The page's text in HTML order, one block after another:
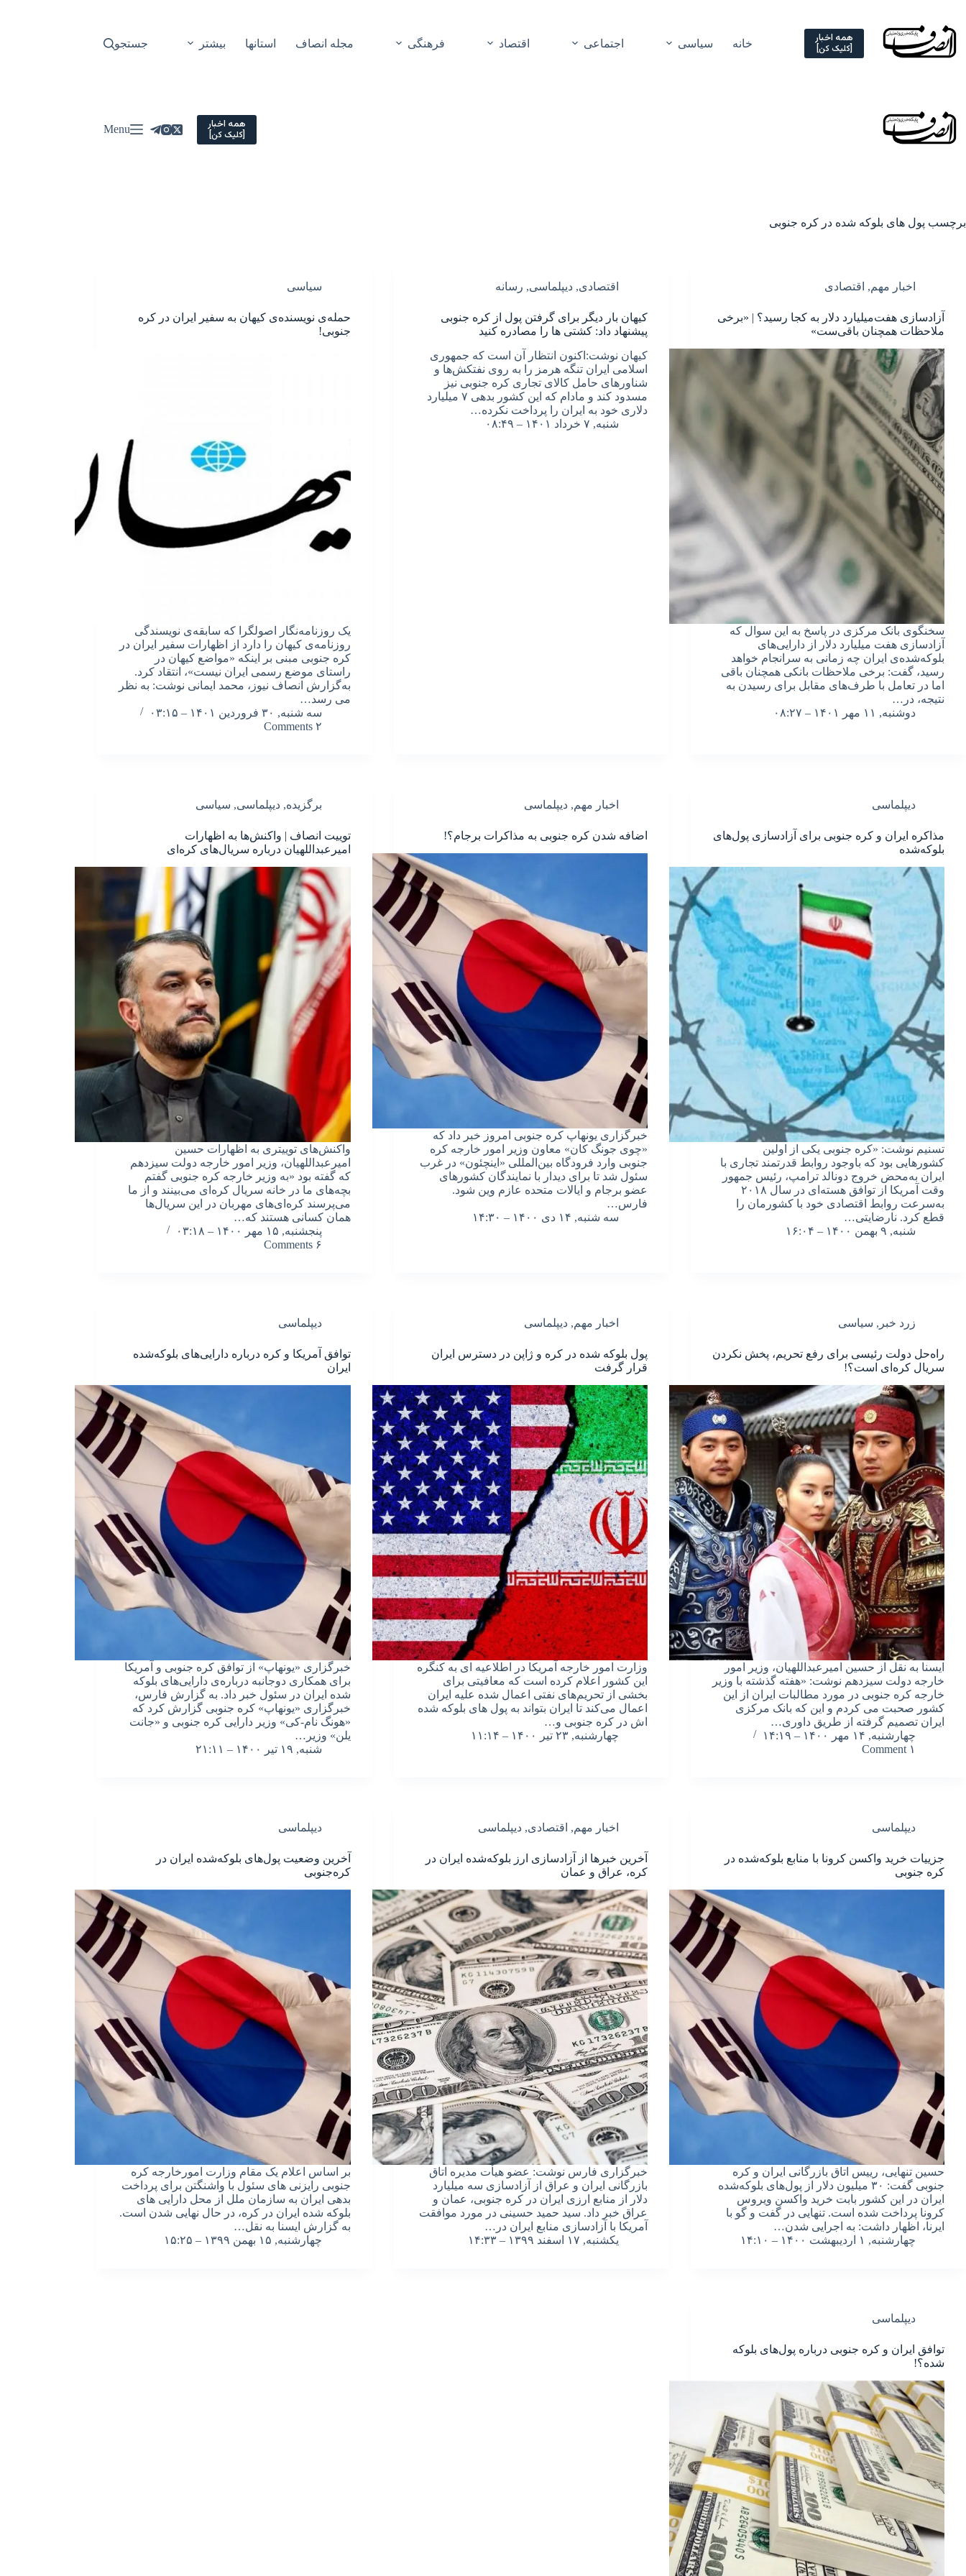
content
همه اخبار
[کلیک کن] خانه سیاسی اجتماعی اقتصاد فرهنگی مجله انصاف استانها بیشتر جستجو
همه اخبار
[کلیک کن] Menu
برچسب پول های بلوکه شده در کره جنوبی
اخبار مهم, اقتصادی
آزادسازی هفت‌میلیارد دلار به کجا رسید؟ | «برخی
ملاحظات همچنان باقی‌ست»
سخنگوی بانک مرکزی در پاسخ به این سوال که
آزادسازی هفت میلیارد دلار از دارایی‌های
بلوکه‌شده‌ی ایران چه زمانی به سرانجام خواهد
رسید، گفت: برخی ملاحظات بانکی همچنان باقی‌
اما در تعامل با طرف‌های مقابل برای رسیدن به
نتیجه، در…
دوشنبه, ۱۱ مهر ۱۴۰۱ – ۰۸:۲۷
اقتصادی,دیپلماسی, رسانه
کیهان بار دیگر برای گرفتن پول از کره جنوبی
پیشنهاد داد: کشتی ها را مصادره کنید
کیهان نوشت:اکنون انتظار آن است که جمهوری
اسلامی ایران تنگه هرمز را به روی نفتکش‌ها و
شناورهای حامل کالای تجاری کره جنوبی نیز
مسدود کند و مادام که این کشور بدهی ۷ میلیارد
دلاری خود به ایران را پرداخت نکرده…
شنبه, ۷ خرداد ۱۴۰۱ – ۰۸:۴۹
سیاسی
حمله‌ی نویسنده‌ی کیهان به سفیر ایران در کره
جنوبی!
یک روزنامه‌نگار اصولگرا که سابقه‌ی نویسندگی
روزنامه‌ی کیهان را دارد از اظهارات سفیر ایران در
کره جنوبی مبنی بر اینکه «مواضع کیهان در
راستای موضع رسمی ایران نیست»، انتقاد کرد.
به‌گزارش انصاف نیوز، محمد ایمانی نوشت: به نظر
می رسد…
سه شنبه, ۳۰ فروردین ۱۴۰۱ – ۰۳:۱۵
۲ Comments
دیپلماسی
مذاکره ایران و کره جنوبی برای آزادسازی پول‌های
بلوکه‌شده
تسنیم نوشت: «کره جنوبی یکی از اولین
کشورهایی بود که باوجود روابط قدرتمند تجاری با
ایران به‌محض خروج دونالد ترامپ، رئیس جمهور
وقت آمریکا از توافق هسته‌ای در سال ۲۰۱۸
به‌سرعت روابط اقتصادی خود با کشورمان را
قطع کرد. نارضایتی…
شنبه, ۹ بهمن ۱۴۰۰ – ۱۶:۰۴
اخبار مهم,دیپلماسی
اضافه شدن کره جنوبی به مذاکرات برجام؟!
خبرگزاری یونهاپ کره‌ جنوبی امروز خبر داد که
«چوی جونگ کان» معاون وزیر امور خارجه کره
جنوبی وارد فرودگاه بین‌المللی «اینچئون» در غرب
سئول شد تا برای دیدار با نمایندگان کشورهای
عضو برجام و ایالات متحده عازم وین شود.
فارس…
سه شنبه, ۱۴ دی ۱۴۰۰ – ۱۴:۳۰
برگزیده,دیپلماسی, سیاسی
توییت انصاف | واکنش‌ها به اظهارات
امیرعبداللهیان درباره سریال‌های کره‌ای
واکنش‌های توییتری به اظهارات حسین
امیرعبداللهیان، وزیر امور خارجه دولت سیزدهم
که گفته بود «به وزیر خارجه کره جنوبی گفتم
بچه‌های ما در خانه سریال کره‌ای می‌بینند و از ما
می‌پرسند کره‌‌ای‌های مهربان در این سریال‌ها
همان کسانی هستند که…
پنجشنبه, ۱۵ مهر ۱۴۰۰ – ۰۳:۱۸
۶ Comments
زرد خبر , سیاسی
راه‌حل دولت رئیسی برای رفع تحریم، پخش نکردن
سریال کره‌ای است؟!
ایسنا به نقل از حسین امیرعبداللهیان، وزیر امور
خارجه دولت سیزدهم نوشت: «هفته گذشته با وزیر
خارجه کره جنوبی در مورد مطالبات ایران از این
کشور صحبت می کردم و این که بانک مرکزی
ایران تصمیم گرفته از طریق داوری…
چهارشنبه, ۱۴ مهر ۱۴۰۰ – ۱۴:۱۹
۱ Comment
اخبار مهم,دیپلماسی
پول بلوکه شده در کره و ژاپن در دسترس ایران
قرار گرفت
وزارت امور خارجه آمریکا در اطلاعیه ای به کنگره
این کشور اعلام کرده است که معافیتی برای
بخشی از تحریم‌های نفتی اعمال شده علیه ایران
اعمال می‌کند تا ایران بتواند به پول های بلوکه شده
اش در کره جنوبی و…
چهارشنبه, ۲۳ تیر ۱۴۰۰ – ۱۱:۱۴
دیپلماسی
توافق آمریکا و کره درباره دارایی‌های بلوکه‌شده
ایران
خبرگزاری «یونهاپ» از توافق کره جنوبی و آمریکا
برای همکاری دوجانبه درباره‌ی دارایی‌های بلوکه
شده ایران در سئول خبر داد. به گزارش فارس،
خبرگزاری «یونهاپ» کره جنوبی گزارش کرد که
«هونگ نام-کی» وزیر دارایی کره جنوبی و «جانت
یلن» وزیر…
شنبه, ۱۹ تیر ۱۴۰۰ – ۲۱:۱۱
دیپلماسی
جزییات خرید واکسن کرونا با منابع بلوکه‌شده در
کره جنوبی
حسین تنهایی، رییس اتاق بازرگانی ایران و کره
جنوبی گفت: ۳۰ میلیون دلار از پول‌های بلوکه‌شده
ایران در این کشور بابت خرید واکسن ویروس
کرونا پرداخت شده است. تنهایی در گفت و گو با
ایرنا، اظهار داشت: به اجرایی شدن…
چهارشنبه, ۱ اردیبهشت ۱۴۰۰ – ۱۴:۱۰
اخبار مهم, اقتصادی,دیپلماسی
آخرین خبرها از آزادسازی ارز بلوکه‌شده ایران در
کره، عراق و عمان
خبرگزاری فارس نوشت: عضو هیأت مدیره اتاق
بازرگانی ایران و عراق از آزادسازی سه میلیارد
دلار از منابع ارزی ایران در کره جنوبی، عمان و
عراق خبر داد. سید حمید حسینی در مورد موافقت
آمریکا با آزادسازی منابع ایران در…
یکشنبه, ۱۷ اسفند ۱۳۹۹ – ۱۴:۳۳
دیپلماسی
آخرین وضعیت پول‌های بلوکه‌شده ایران در
کره‌جنوبی
بر اساس اعلام یک مقام وزارت امورخارجه کره
جنوبی رایزنی های سئول با واشنگتن برای پرداخت
بدهی ایران به سازمان ملل از محل دارایی های
بلوکه شده ایران در کره، در حال نهایی شدن است.
به گزارش ایسنا به نقل…
چهارشنبه, ۱۵ بهمن ۱۳۹۹ – ۱۵:۲۵
دیپلماسی
توافق ایران و کره جنوبی درباره پول‌های بلوکه
شده؟!